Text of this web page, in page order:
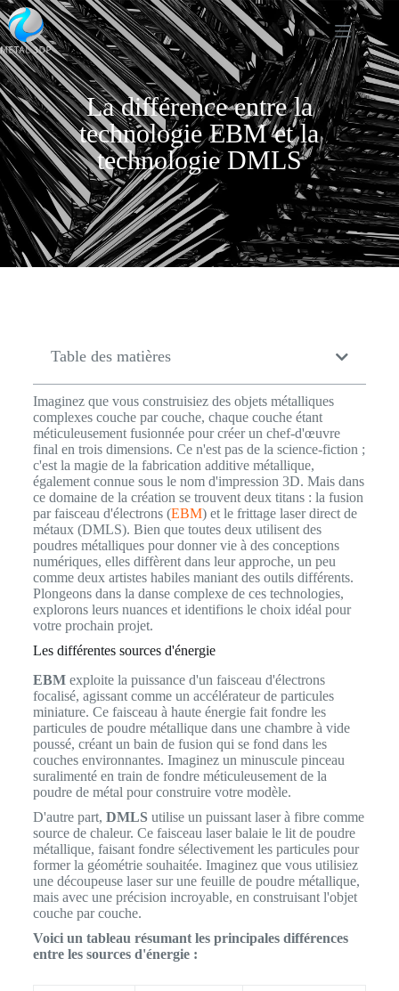
La différence entre la
technologie EBM et la
technologie DMLS
Table des matières
Imaginez que vous construisiez des objets métalliques
complexes couche par couche, chaque couche étant
méticuleusement fusionnée pour créer un chef-d'œuvre
final en trois dimensions. Ce n'est pas de la science-fiction ;
c'est la magie de la fabrication additive métallique,
également connue sous le nom d'impression 3D. Mais dans
ce domaine de la création se trouvent deux titans : la fusion
par faisceau d'électrons (EBM) et le frittage laser direct de
métaux (DMLS). Bien que toutes deux utilisent des
poudres métalliques pour donner vie à des conceptions
numériques, elles diffèrent dans leur approche, un peu
comme deux artistes habiles maniant des outils différents.
Plongeons dans la danse complexe de ces technologies,
explorons leurs nuances et identifions le choix idéal pour
votre prochain projet.
Les différentes sources d'énergie
EBMexploite la puissance d'un faisceau d'électrons
focalisé, agissant comme un accélérateur de particules
miniature. Ce faisceau à haute énergie fait fondre les
particules de poudre métallique dans une chambre à vide
poussé, créant un bain de fusion qui se fond dans les
couches environnantes. Imaginez un minuscule pinceau
suralimenté en train de fondre méticuleusement de la
poudre de métal pour construire votre modèle.
D'autre part, DMLSutilise un puissant laser à fibre comme
source de chaleur. Ce faisceau laser balaie le lit de poudre
métallique, faisant fondre sélectivement les particules pour
former la géométrie souhaitée. Imaginez que vous utilisiez
une découpeuse laser sur une feuille de poudre métallique,
mais avec une précision incroyable, en construisant l'objet
couche par couche.
Voici un tableau résumant les principales différences
entre les sources d'énergie :